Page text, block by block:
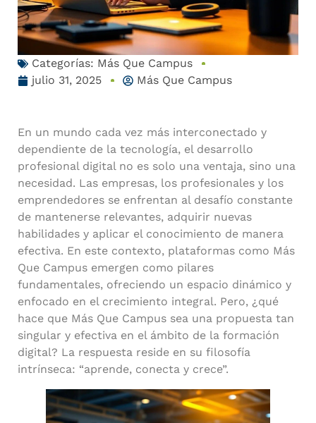
Categorías: Más Que Campus
julio 31, 2025
Más Que Campus
En un mundo cada vez más interconectado y
dependiente de la tecnología, el desarrollo
profesional digital no es solo una ventaja, sino una
necesidad. Las empresas, los profesionales y los
emprendedores se enfrentan al desafío constante
de mantenerse relevantes, adquirir nuevas
habilidades y aplicar el conocimiento de manera
efectiva. En este contexto, plataformas como Más
Que Campus emergen como pilares
fundamentales, ofreciendo un espacio dinámico y
enfocado en el crecimiento integral. Pero, ¿qué
hace que Más Que Campus sea una propuesta tan
singular y efectiva en el ámbito de la formación
digital? La respuesta reside en su filosofía
intrínseca: “aprende, conecta y crece”.